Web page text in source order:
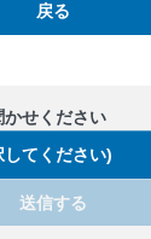
戻る
せください
してください)
送信する